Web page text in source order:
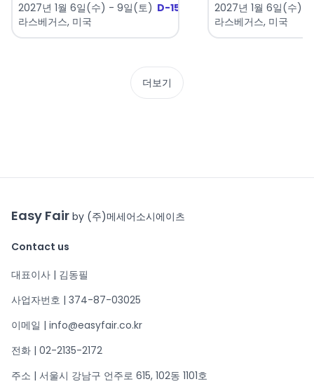
2027년 1월 6일(수) - 9일(토) D-150
라스베거스, 미국
2027년 1월 6일(수)
라스베거스, 미국
더보기
Easy Fair by (주)메세어소시에이츠
Contact us
대표이사 | 김동필
사업자번호 | 374-87-03025
이메일 | info@easyfair.co.kr
전화 | 02-2135-2172
주소 | 서울시 강남구 언주로 615, 102동 1101호